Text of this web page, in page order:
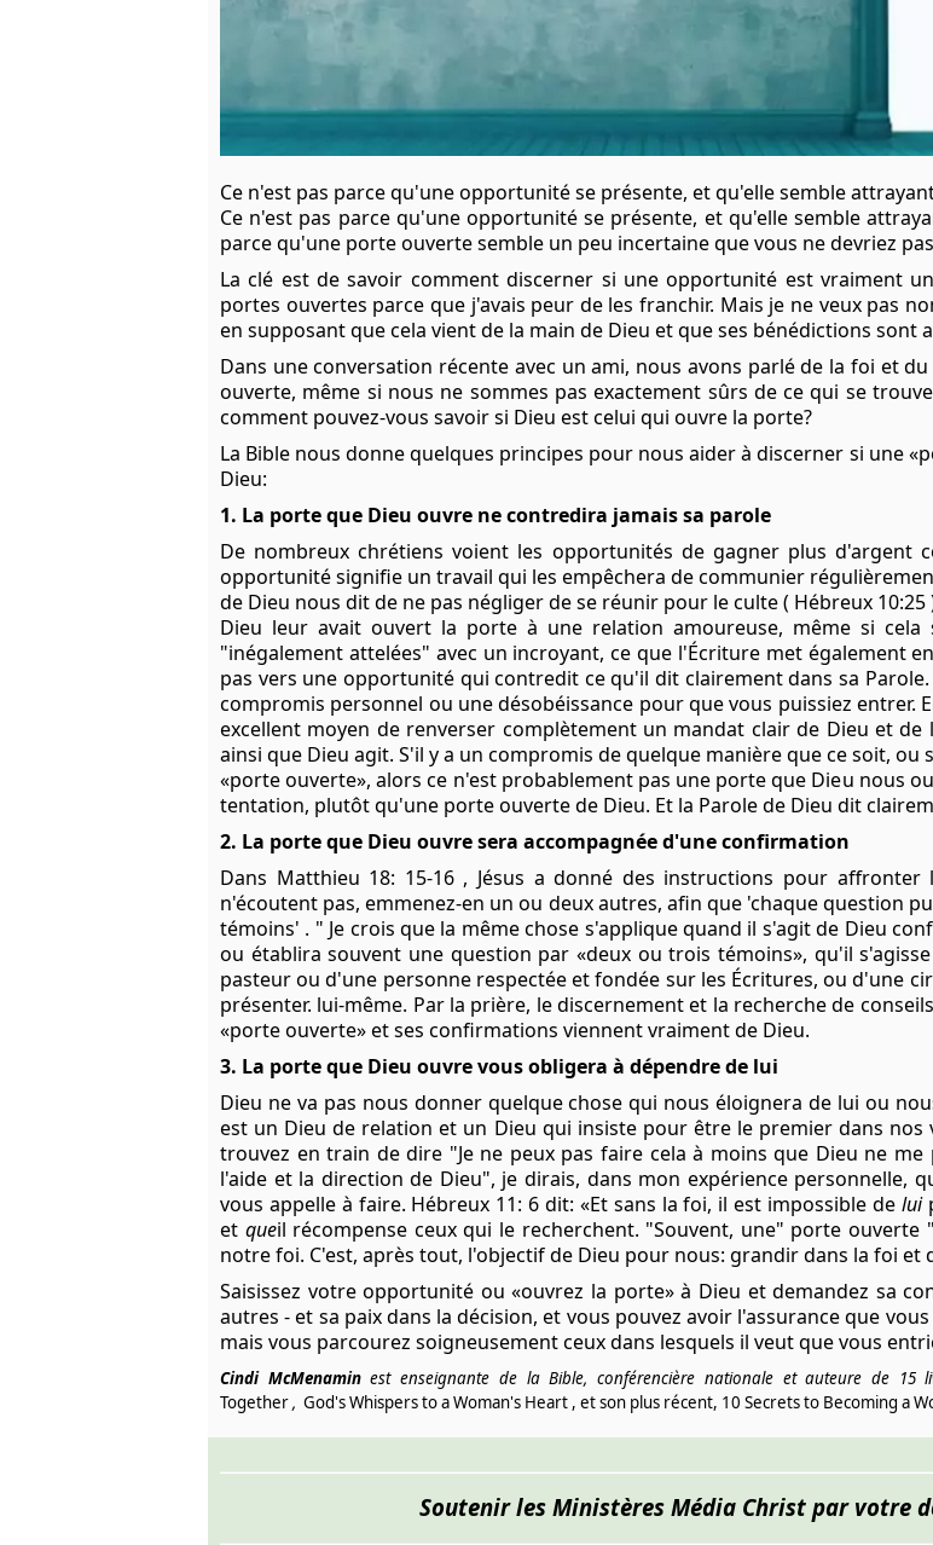
Ce n'est pas parce qu'une opportunité se présente, et qu'elle semble
Ce n'est pas parce qu'une opportunité se présente, et qu'elle semble
parce qu'une porte ouverte semble un peu incertaine que vous ne devriez
La clé est de savoir comment discerner si une opportunité est vraiment
portes ouvertes parce que j'avais peur de les franchir. Mais je ne veux pas
en supposant que cela vient de la main de Dieu et que ses bénédictions sont
Dans une conversation récente avec un ami, nous avons parlé de la foi et
ouverte, même si nous ne sommes pas exactement sûrs de ce qui se
comment pouvez-vous savoir si Dieu est celui qui ouvre la porte?
La Bible nous donne quelques principes pour nous aider à discerner si une
Dieu:
1. La porte que Dieu ouvre ne contredira jamais sa parole
De nombreux chrétiens voient les opportunités de gagner plus d'argent
opportunité signifie un travail qui les empêchera de communier
de Dieu nous dit de ne pas négliger de se réunir pour le culte ( Hébreux
Dieu leur avait ouvert la porte à une relation amoureuse, même si
"inégalement attelées" avec un incroyant, ce que l'Écriture met également
pas vers une opportunité qui contredit ce qu'il dit clairement dans sa
compromis personnel ou une désobéissance pour que vous puissiez entrer.
excellent moyen de renverser complètement un mandat clair de Dieu et
ainsi que Dieu agit. S'il y a un compromis de quelque manière que ce soit,
«porte ouverte», alors ce n'est probablement pas une porte que Dieu nous
tentation, plutôt qu'une porte ouverte de Dieu. Et la Parole de Dieu dit
2. La porte que Dieu ouvre sera accompagnée d'une confirmation
Dans Matthieu 18: 15-16 , Jésus a donné des instructions pour
n'écoutent pas, emmenez-en un ou deux autres, afin que 'chaque question
témoins' . " Je crois que la même chose s'applique quand il s'agit de Dieu
ou établira souvent une question par «deux ou trois témoins», qu'il
pasteur ou d'une personne respectée et fondée sur les Écritures, ou d'une
présenter. lui-même. Par la prière, le discernement et la recherche de
«porte ouverte» et ses confirmations viennent vraiment de Dieu.
3. La porte que Dieu ouvre vous obligera à dépendre de lui
Dieu ne va pas nous donner quelque chose qui nous éloignera de lui ou
est un Dieu de relation et un Dieu qui insiste pour être le premier dans nos
trouvez en train de dire "Je ne peux pas faire cela à moins que Dieu ne
l'aide et la direction de Dieu", je dirais, dans mon expérience personnelle,
vous appelle à faire. Hébreux 11: 6 dit: «Et sans la foi, il est impossible de lui
et queil récompense ceux qui le recherchent. "Souvent, une" porte
notre foi. C'est, après tout, l'objectif de Dieu pour nous: grandir dans la foi et
Saisissez votre opportunité ou «ouvrez la porte» à Dieu et demandez sa
autres - et sa paix dans la décision, et vous pouvez avoir l'assurance que
mais vous parcourez soigneusement ceux dans lesquels il veut que vous
Cindi McMenaminest enseignante de la Bible, conférencière nationale et auteure de 15
Together, God's Whispers to a Woman's Heart , et son plus récent, 10 Secrets to Becoming a
Soutenir les Ministères Média Christ par votre